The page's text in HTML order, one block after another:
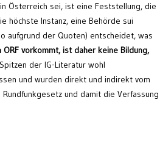
Österreich sei, ist eine Feststellung, die
höchste Instanz, eine Behörde sui
aufgrund der Quoten) entscheidet, was
vorkommt, ist daher keine Bildung,
der IG-Literatur wohl
und wurden direkt und indirekt vom
und damit die Verfassung